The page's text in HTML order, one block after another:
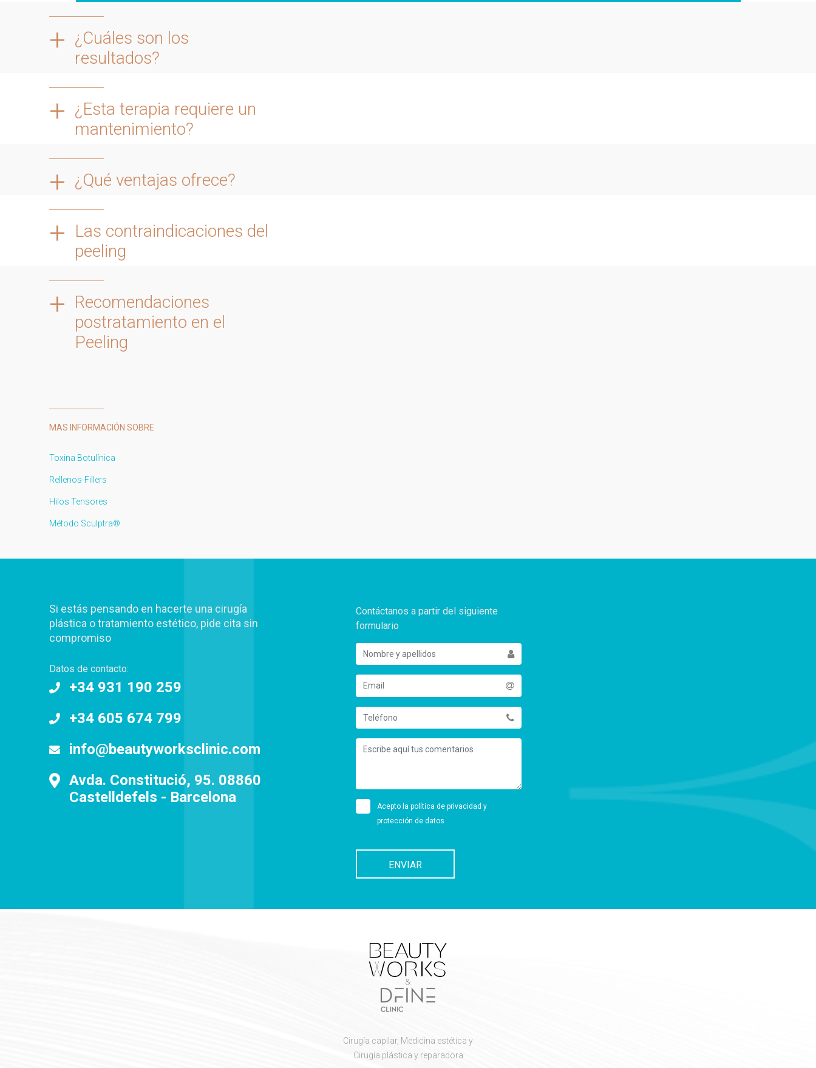
+ ¿Cuáles son los
resultados?
+ ¿Esta terapia requiere un
mantenimiento?
+ ¿Qué ventajas ofrece?
+
Las contraindicaciones del
peeling
+ Recomendaciones
postratamiento en el
Peeling
MAS INFORMACIÓN SOBRE
Toxina Botulínica
Rellenos-Fillers
Hilos Tensores
Método Sculptra®
Si estás pensando en hacerte una cirugía
plástica o tratamiento estético, pide cita sin
compromiso
Datos de contacto:
+34 931 190 259
+34 605 674 799
info@beautyworksclinic.com
Avda. Constitució, 95. 08860
Castelldefels - Barcelona
Contáctanos a partir del siguiente
formulario
Acepto la política de privacidad y
protección de datos
ENVIAR
Cirugía capilar, Medicina estética y
Cirugía plástica y reparadora